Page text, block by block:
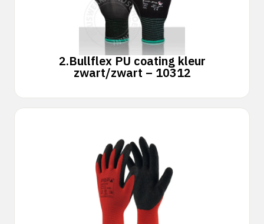
2.Bullflex PU coating kleur
zwart/zwart – 10312